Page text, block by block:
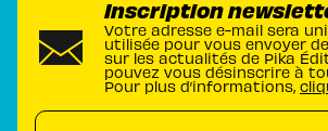
Inscription
Votre adresse e-mail sera
utilisée pour vous envoyer
sur les actualités de Pika
pouvez vous désinscrire à
Pour plus d’informations,